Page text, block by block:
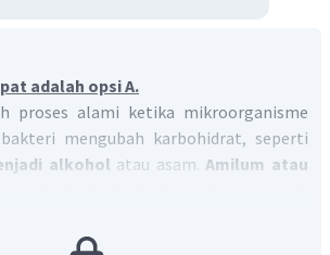
adalah opsi A.
proses alami ketika mikroorganisme
mengubah karbohidrat, seperti
alkohol atau asam. Amilum atau
Amilum merupakan polimer